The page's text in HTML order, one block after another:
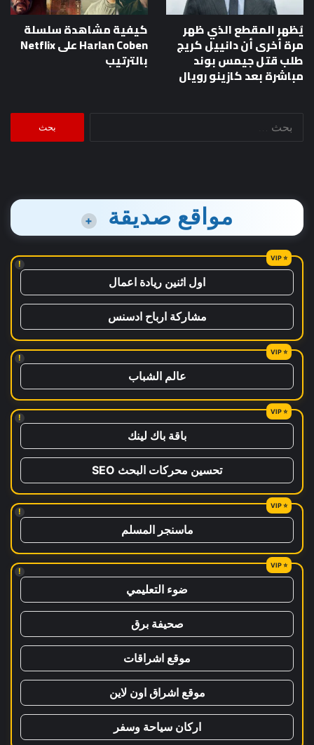
يُظهر المقطع الذي ظهر
مرة أخرى أن دانييل كريج
طلب قتل جيمس بوند
مباشرة بعد كازينو رويال
كيفية مشاهدة سلسلة
Harlan Coben على Netflix
بالترتيب
مواقع صديقة +
!
اول اثنين ريادة اعمال
مشاركة ارباح ادسنس
!
عالم الشباب
!
باقة باك لينك
تحسين محركات البحث SEO
!
ماسنجر المسلم
!
ضوء التعليمي
صحيفة برق
موقع اشراقات
موقع اشراق اون لاين
اركان سياحة وسفر